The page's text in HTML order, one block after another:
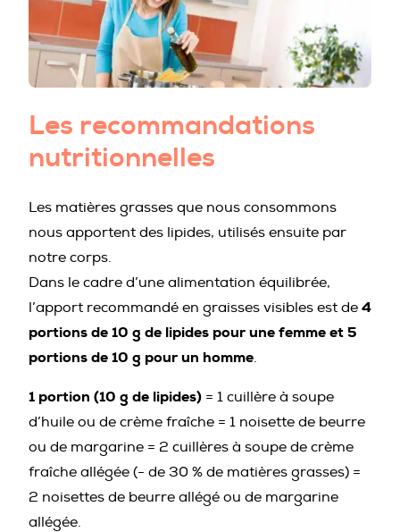
Les recommandations
nutritionnelles
Les matières grasses que nous consommons
nous apportent des lipides, utilisés ensuite par
notre corps.
Dans le cadre d’une alimentation équilibrée,
l’apport recommandé en graisses visibles est de 4
portions de 10 g de lipides pour une femme et 5
portions de 10 g pour un homme.
1 portion (10 g de lipides) = 1 cuillère à soupe
d’huile ou de crème fraîche = 1 noisette de beurre
ou de margarine = 2 cuillères à soupe de crème
fraîche allégée (- de 30 % de matières grasses) =
2 noisettes de beurre allégé ou de margarine
allégée.